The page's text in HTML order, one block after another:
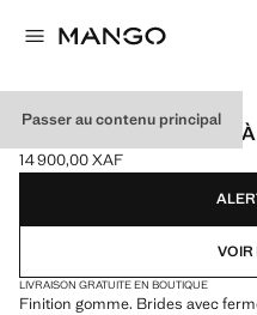
Passer au contenu principal
SANDALES EN GOMME
Prix actuel [14 900,00 XAF ]
14 900,00 XAF
Choisissez une couleur
VOIR
LIVRAISON GRATUITE EN BOUTIQUE
Finition gomme. Brides avec